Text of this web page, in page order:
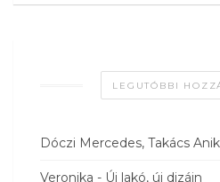
LEGUTÓBBI
Dóczi Mercedes, Takács
Veronika - Új lakó, új dizájn